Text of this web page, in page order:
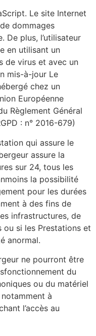
Le site Internet
dommages
De plus, l’utilisateur
en utilisant un
de virus et avec un
mis-à-jour Le
chez un
Européenne
Règlement Général
: n° 2016-679)
qui assure le
assure la
sur 24, tous les
la possibilité
pour les durées
à des fins de
infrastructures, de
si les Prestations et
anormal.
ne pourront être
du
ou du matériel
à
l’accès au